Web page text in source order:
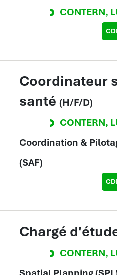
CONTERN,
CDI
Coordinateur
santé (H/F/D)
CONTERN,
Coordination &
(SAF)
CDI
Chargé
CONTERN,